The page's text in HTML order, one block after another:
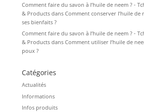
Comment faire du savon à l’huile de neem ? -
& Productsdans Comment conserver l’huile
ses bienfaits ?
Comment faire du savon à l’huile de neem ? -
& Productsdans Comment utiliser l’huile de
poux ?
Catégories
Actualités
Informations
Infos produits